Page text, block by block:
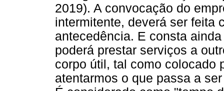
2019). A convocação do
intermitente, deverá ser feita
antecedência. E consta
poderá prestar serviços a
corpo útil, tal como colocado
atentarmos o que passa a